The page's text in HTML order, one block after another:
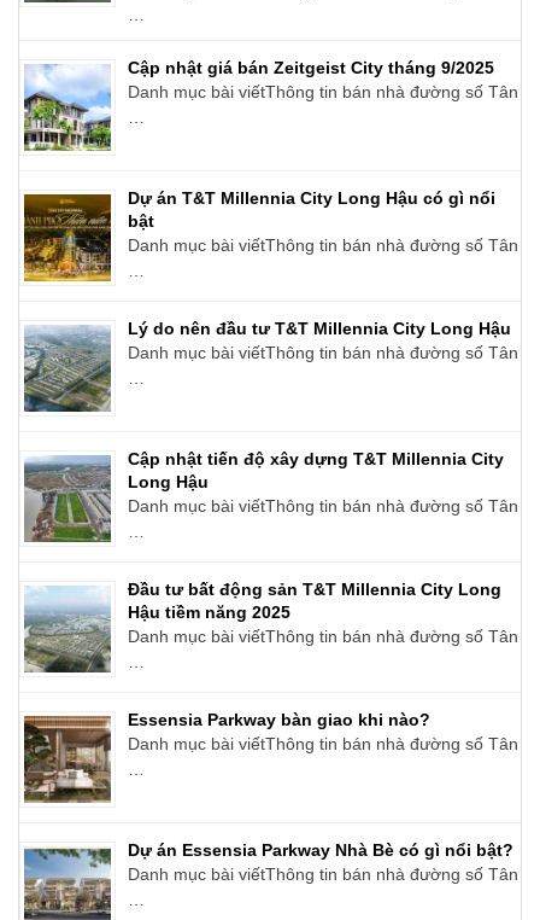
Cập nhật giá bán Zeitgeist City tháng 9/2025
Danh mục bài viếtThông tin bán nhà đường số Tân
Dự án T&T Millennia City Long Hậu có gì nổi
bật
Danh mục bài viếtThông tin bán nhà đường số Tân
Lý do nên đầu tư T&T Millennia City Long Hậu
Danh mục bài viếtThông tin bán nhà đường số Tân
Cập nhật tiến độ xây dựng T&T Millennia City
Long Hậu
Danh mục bài viếtThông tin bán nhà đường số Tân
Đầu tư bất động sản T&T Millennia City Long
Hậu tiềm năng 2025
Danh mục bài viếtThông tin bán nhà đường số Tân
Essensia Parkway bàn giao khi nào?
Danh mục bài viếtThông tin bán nhà đường số Tân
Dự án Essensia Parkway Nhà Bè có gì nổi bật?
Danh mục bài viếtThông tin bán nhà đường số Tân